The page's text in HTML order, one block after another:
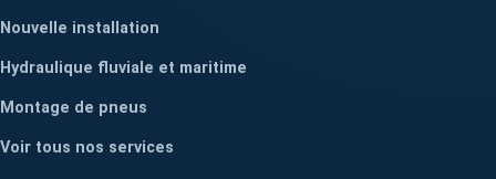
Nouvelle installation
Hydraulique fluviale et maritime
Montage de pneus
Voir tous nos services